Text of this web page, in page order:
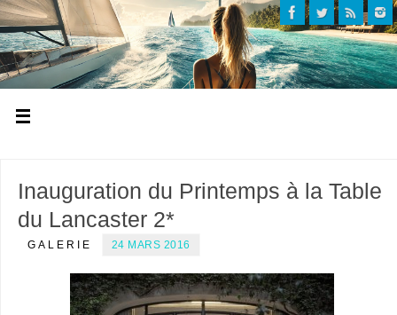
Inauguration du Printemps à la Table
du Lancaster 2*
GALERIE 24 MARS 2016